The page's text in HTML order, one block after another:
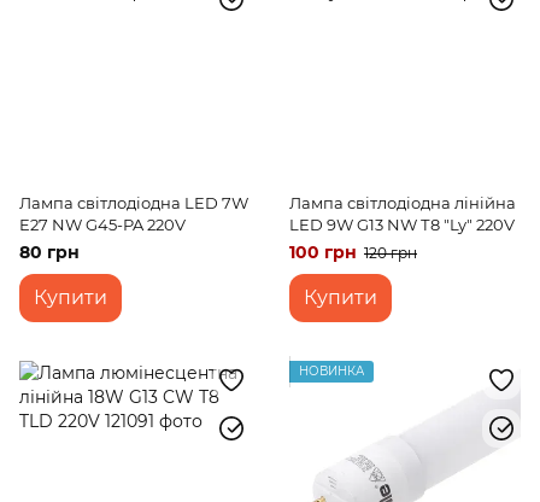
Лампа світлодіодна LED 7W
E27 NW G45-PA 220V
80 грн
Купити
Лампа світлодіодна лінійна
LED 9W G13 NW Т8 "Ly" 220V
100 грн 120 грн
Купити
НОВИНКА